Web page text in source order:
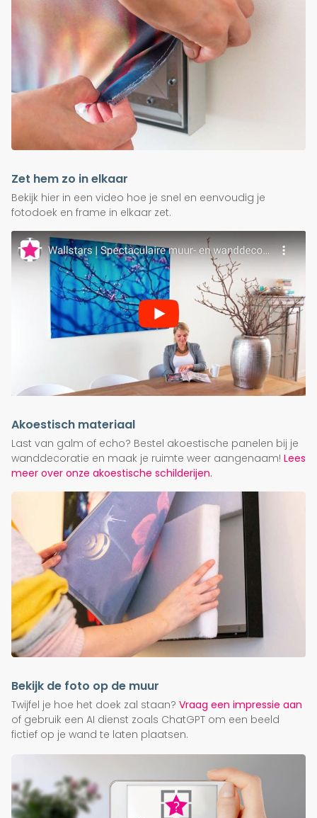
Zet hem zo in elkaar
Bekijk hier in een video hoe je snel en eenvoudig je
fotodoek en frame in elkaar zet.
Akoestisch materiaal
Last van galm of echo? Bestel akoestische panelen bij je
wanddecoratie en maak je ruimte weer aangenaam! Lees
meer over onze akoestische schilderijen.
Bekijk de foto op de muur
Twijfel je hoe het doek zal staan? Vraag een impressie aan
of gebruik een AI dienst zoals ChatGPT om een beeld
fictief op je wand te laten plaatsen.